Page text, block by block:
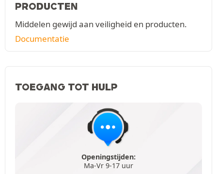
PRODUCTEN
Middelen gewijd aan veiligheid en producten.
Documentatie
TOEGANG TOT HULP
Openingstijden:
Ma-Vr 9-17 uur